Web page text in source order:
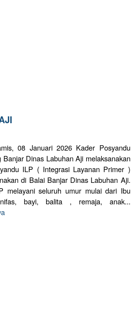
08 Januari 2026 Kader Posyandu
Banjar Dinas Labuhan Aji melaksanakan
ILP ( Integrasi Layanan Primer )
di Balai Banjar Dinas Labuhan Aji.
melayani seluruh umur mulai dari Ibu
bayi, balita , remaja, anak...